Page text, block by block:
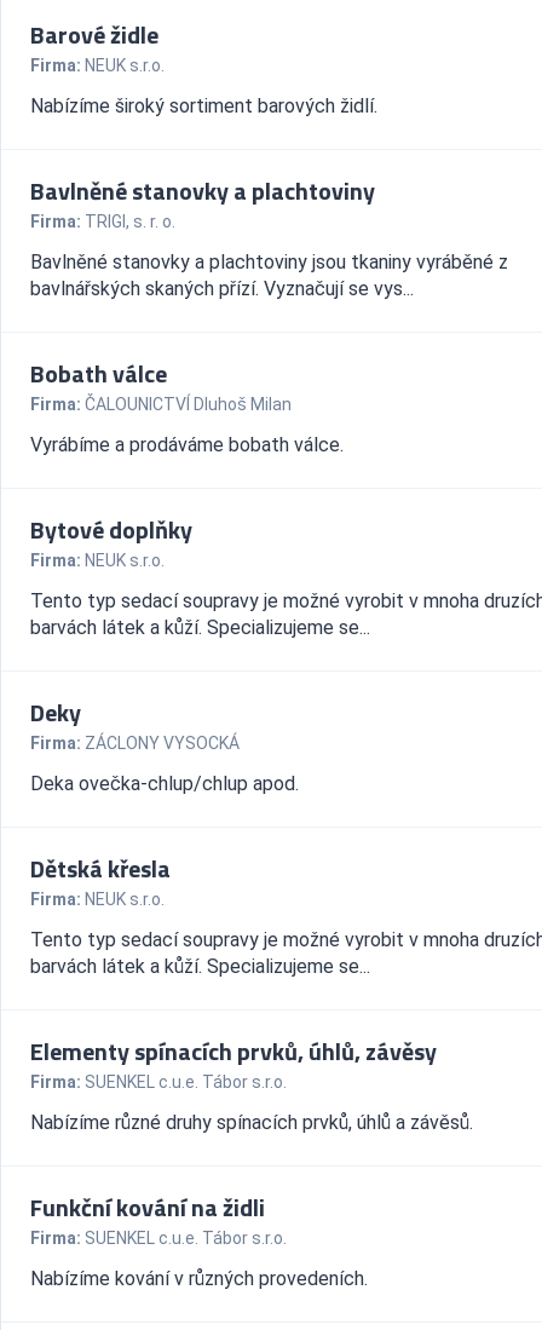
Barové židle
Firma: NEUK s.r.o.
Nabízíme široký sortiment barových židlí.
Bavlněné stanovky a plachtoviny
Firma: TRIGI, s. r. o.
Bavlněné stanovky a plachtoviny jsou tkaniny vyráběné z
bavlnářských skaných přízí. Vyznačují se vys...
Bobath válce
Firma: ČALOUNICTVÍ Dluhoš Milan
Vyrábíme a prodáváme bobath válce.
Bytové doplňky
Firma: NEUK s.r.o.
Tento typ sedací soupravy je možné vyrobit v mnoha
barvách látek a kůží. Specializujeme se...
Deky
Firma: ZÁCLONY VYSOCKÁ
Deka ovečka-chlup/chlup apod.
Dětská křesla
Firma: NEUK s.r.o.
Tento typ sedací soupravy je možné vyrobit v mnoha
barvách látek a kůží. Specializujeme se...
Elementy spínacích prvků, úhlů, závěsy
Firma: SUENKEL c.u.e. Tábor s.r.o.
Nabízíme různé druhy spínacích prvků, úhlů a závěsů.
Funkční kování na židli
Firma: SUENKEL c.u.e. Tábor s.r.o.
Nabízíme kování v různých provedeních.